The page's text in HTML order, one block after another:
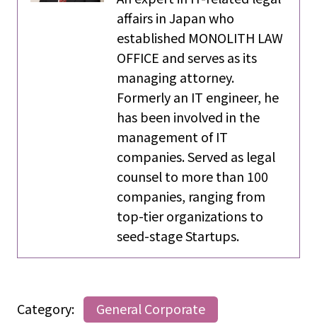
affairs in Japan who
established MONOLITH LAW
OFFICE and serves as its
managing attorney.
Formerly an IT engineer, he
has been involved in the
management of IT
companies. Served as legal
counsel to more than 100
companies, ranging from
top-tier organizations to
seed-stage Startups.
Category:
General Corporate